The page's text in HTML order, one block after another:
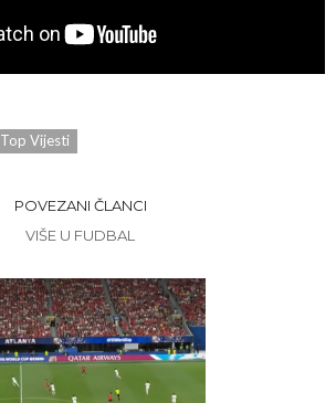
Top Vijesti
POVEZANI ČLANCI
VIŠE U FUDBAL